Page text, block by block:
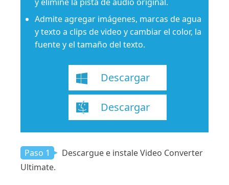
Admite agregar imágenes, marcas de agua
y texto a clips de video y cambiar el color, la
fuente y el tamaño del texto.
Descargar
Descargar
Paso 1
Descargue e instale Video Converter
Ultimate.